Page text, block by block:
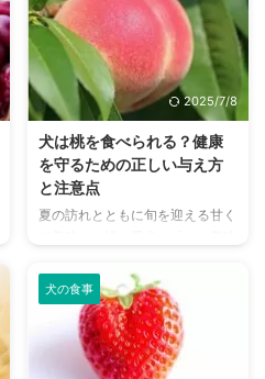
2025/7/8
犬は桃を食べられる？健康
を守るための正しい与え方
と注意点
夏の訪れとともに旬を迎える甘く
る飼い主さんも多いのではないで
しょうか。 しかし、「犬に桃を
与えても大丈夫なのかな？」「何
か気を付けることはある？」とい
った疑問が頭をよぎるかもしれま
犬の食事